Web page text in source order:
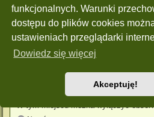
funkcjonalnych. Warunki
dostępu do plików cookies
ustawieniach przeglądarki
Dowiedz się więcej
Akceptuję!
Jak obserwować wybrane forum?
Aby obserwować wybrane forum,
znajdujący się na dole strony.
Na górę
W jaki sposób usunąć
Aby wyłączyć funkcję obserwowania
do panelu zarządzania kontem i
W tym miejscu można wyłączyć